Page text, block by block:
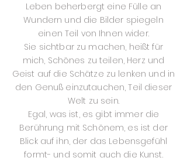
Leben beherbergt eine Fülle an
Wundern und die Bilder spiegeln
einen Teil von Ihnen wider.
Sie sichtbar zu machen, heißt für
mich, Schönes zu teilen, Herz und
Geist auf die Schätze zu lenken und in
den Genuß einzutauchen, Teil dieser
Welt zu sein.
Egal, was ist, es gibt immer die
Berührung mit Schönem, es ist der
Blick auf ihn, der das Lebensgefühl
formt- und somit auch die Kunst.